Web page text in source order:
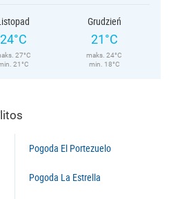
24°C
27°C
21°C
Grudzień
21°C
maks. 24°C
min. 18°C
Pogoda El Portezuelo
Pogoda La Estrella